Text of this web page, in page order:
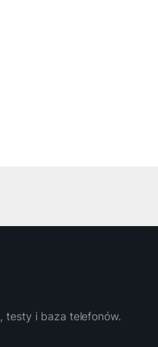
testy i baza telefonów.